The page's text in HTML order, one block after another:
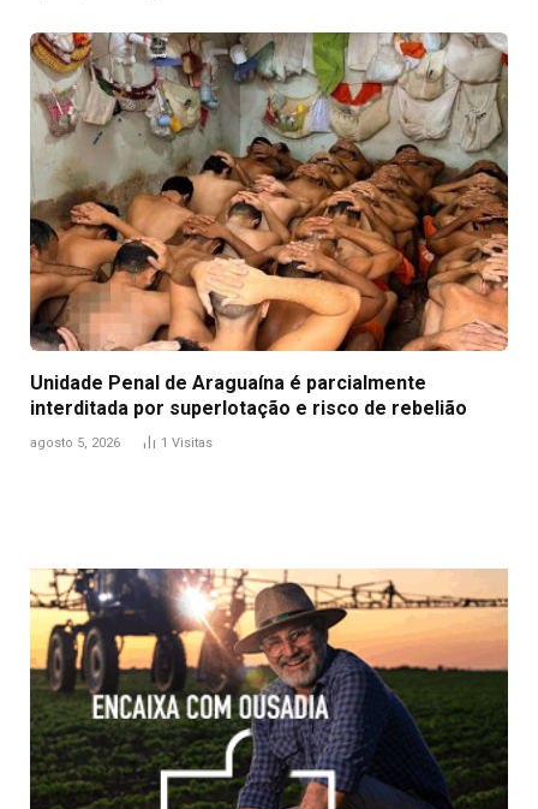
Unidade Penal de Araguaína é parcialmente
interditada por superlotação e risco de rebelião
agosto 5, 2026 1 Visitas